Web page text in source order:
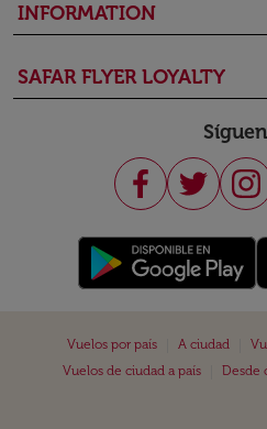
INFORMATION
SAFAR FLYER LOYALTY
Vuelos por país A ciudad
Vuelos de ciudad a país
Desde